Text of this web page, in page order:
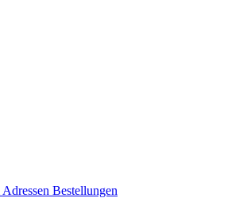
Adressen Bestellungen